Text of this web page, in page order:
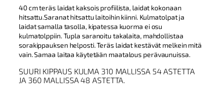
e
n
h
i
n
t
a
n
t
a
o
:
9
40 cm teräs laidat kaksois profiilista, laidat kokonaan
hitsattu.Saranat hitsattu laitoihin kiinni. Kulmatolpat ja
laidat samalla tasolla, kipatessa kuorma ei osu
kulmatolppiin. Tupla saranoitu takalaita, mahdollistaa
sorakippauksen helposti. Teräs laidat kestävät melkein mitä
vain. Samaa laitaa käytetään maatalous perävaunuissa.
SUURI KIPPAUS KULMA 310 MALLISSA 54 ASTETTA
JA 360 MALLISSA 48 ASTETTA.